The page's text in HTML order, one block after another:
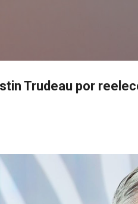
Trudeau por